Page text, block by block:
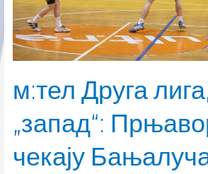
м:тел Друга
„запад“:
чекају